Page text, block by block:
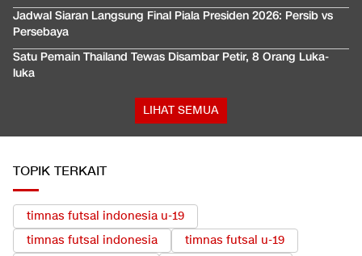
Jadwal Siaran Langsung Final Piala Presiden 2026: Persib vs
Persebaya
Satu Pemain Thailand Tewas Disambar Petir, 8 Orang Luka-
luka
LIHAT SEMUA
TOPIK TERKAIT
timnas futsal indonesia u-19
timnas futsal indonesia
timnas futsal u-19